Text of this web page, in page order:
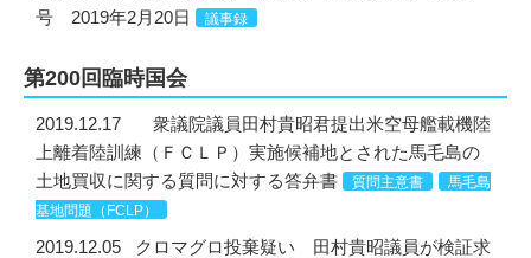
号 2019年2月20日
議事録
第200回臨時国会
2019.12.17
衆議院議員田村貴昭君提出米空母艦載機陸
上離着陸訓練（ＦＣＬＰ）実施候補地とされた馬毛島の
土地買収に関する質問に対する答弁書
質問主意書
馬毛島
基地問題（FCLP）
2019.12.05
クロマグロ投棄疑い 田村貴昭議員が検証求